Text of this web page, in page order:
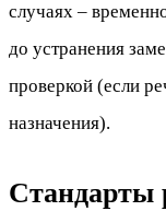
случаях –
до устранения
проверкой (если
назначения).
Стандарты